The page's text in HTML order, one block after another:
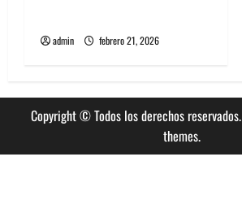
admin febrero 21, 2026
Copyright © Todos los derechos reservados.
themes.